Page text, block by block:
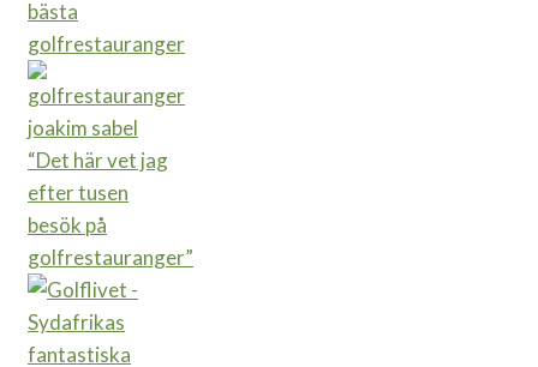
bästa
golfrestauranger
“Det här vet jag
efter tusen
besök på
golfrestauranger”